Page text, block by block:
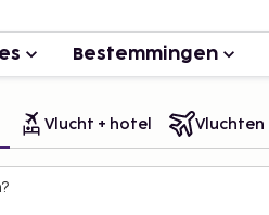
Bestemmingen
Vlucht + hotel Vluchten